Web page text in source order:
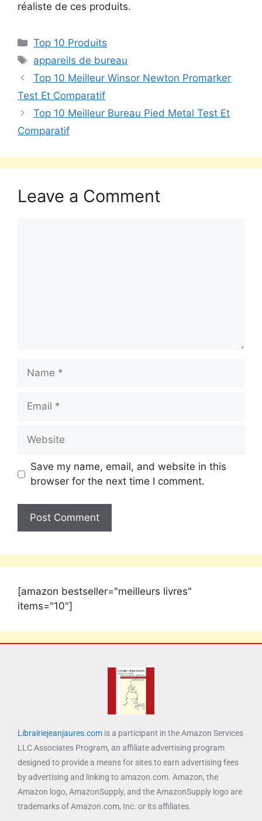
réaliste de ces produits.
Top 10 Produits
appareils de bureau
Top 10 Meilleur Winsor Newton Promarker
Test Et Comparatif
Top 10 Meilleur Bureau Pied Metal Test Et
Comparatif
Leave a Comment
Save my name, email, and website in this
browser for the next time I comment.
[amazon bestseller="meilleurs livres"
items="10"]
Librairiejeanjaures.com is a participant in the Amazon Services
LLC Associates Program, an affiliate advertising program
designed to provide a means for sites to earn advertising fees
by advertising and linking to amazon.com. Amazon, the
Amazon logo, AmazonSupply, and the AmazonSupply logo are
trademarks of Amazon.com, Inc. or its affiliates.